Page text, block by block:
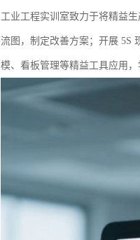
工业工程实训室致力于将精益
流图，制定改善方案；开展 5S
模、看板管理等精益工具应用